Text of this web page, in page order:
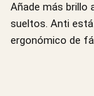
Añade más brillo
sueltos. Anti
ergonómico de